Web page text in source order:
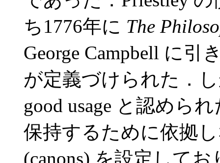
ち1776年に The
George Campbell に引
が定義づけられた．
good usage と認めら
保持するために依拠
(canons) を設定して